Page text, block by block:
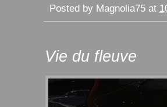
Posted by Magnolia75 at
Vie du fleuve